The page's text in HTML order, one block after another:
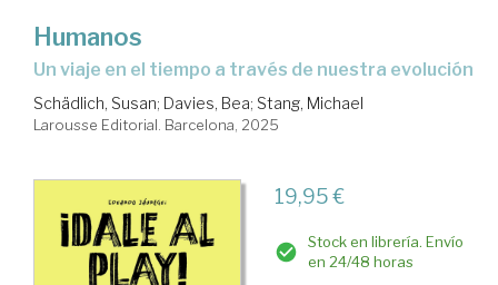
Humanos
Un viaje en el tiempo a través de nuestra evolución
Schädlich, Susan; Davies, Bea; Stang, Michael
Larousse Editorial. Barcelona, 2025
19,95 €
Stock en librería. Envío
en 24/48 horas